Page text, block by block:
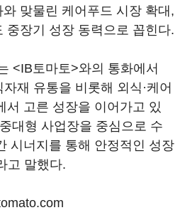
맞물린 케어푸드 시장 확대,
중장기 성장 동력으로 꼽힌다.
<IB토마토>와의 통화에서
재 유통을 비롯해 외식·케어
서 고른 성장을 이어가고 있
대형 사업장을 중심으로 수
시너지를 통해 안정적인 성장
고 말했다.